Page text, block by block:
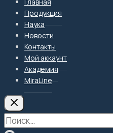
Продукция
Наука
Новости
Контакты
Мой аккаунт
Академия
MiraLine
Найти: